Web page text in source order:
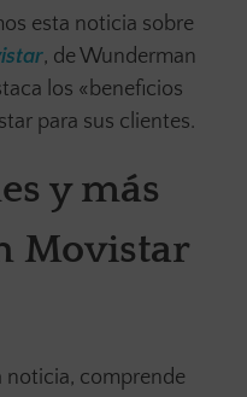
esta noticia sobre
, de Wunderman
los «beneficios
para sus clientes.
y más
Movistar
noticia, comprende